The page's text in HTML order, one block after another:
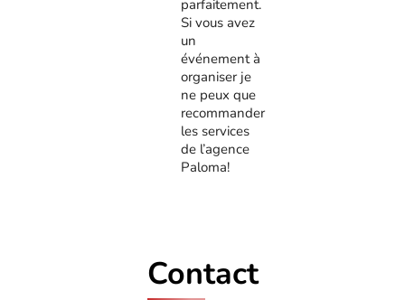
parfaitement.
Si vous avez
un
événement à
organiser je
ne peux que
recommander
les services
de l’agence
Paloma!
Contact